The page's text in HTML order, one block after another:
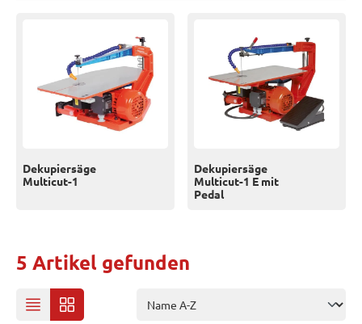
Dekupiersäge
Multicut-1
Dekupiersäge
Multicut-1 E mit
Pedal
5 Artikel gefunden